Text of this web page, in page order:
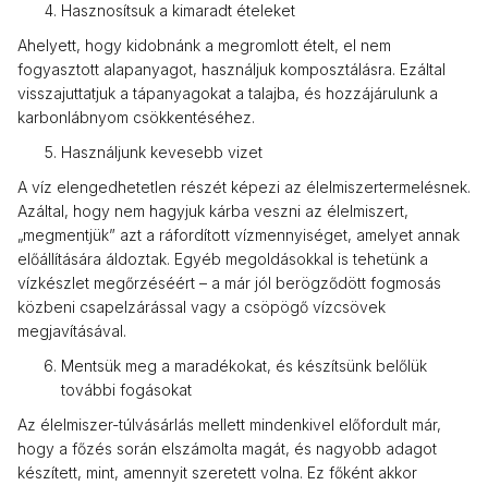
Hasznosítsuk a kimaradt ételeket
Ahelyett, hogy kidobnánk a megromlott ételt, el nem
fogyasztott alapanyagot, használjuk komposztálásra. Ezáltal
visszajuttatjuk a tápanyagokat a talajba, és hozzájárulunk a
karbonlábnyom csökkentéséhez.
Használjunk kevesebb vizet
A víz elengedhetetlen részét képezi az élelmiszertermelésnek.
Azáltal, hogy nem hagyjuk kárba veszni az élelmiszert,
„megmentjük” azt a ráfordított vízmennyiséget, amelyet annak
előállítására áldoztak. Egyéb megoldásokkal is tehetünk a
vízkészlet megőrzéséért – a már jól berögződött fogmosás
közbeni csapelzárással vagy a csöpögő vízcsövek
megjavításával.
Mentsük meg a maradékokat, és készítsünk belőlük
további fogásokat
Az élelmiszer-túlvásárlás mellett mindenkivel előfordult már,
hogy a főzés során elszámolta magát, és nagyobb adagot
készített, mint, amennyit szeretett volna. Ez főként akkor